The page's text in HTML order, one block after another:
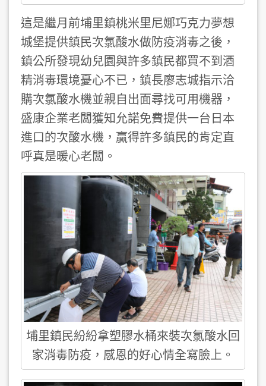
這是繼月前埔里鎮桃米里尼娜巧克力夢想
城堡提供鎮民次氯酸水做防疫消毒之後，
鎮公所發現幼兒園與許多鎮民都買不到酒
精消毒環境憂心不已，鎮長廖志城指示洽
購次氯酸水機並親自出面尋找可用機器，
盛康企業老闆獲知允諾免費提供一台日本
進口的次酸水機，贏得許多鎮民的肯定直
呼真是暖心老闆。
埔里鎮民紛紛拿塑膠水桶來裝次氯酸水回
家消毒防疫，感恩的好心情全寫臉上。